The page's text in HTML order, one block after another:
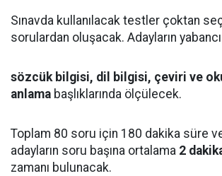
Sınavda kullanılacak testler çoktan
sorulardan oluşacak. Adayların
sözcük bilgisi, dil bilgisi, çeviri ve
anlama başlıklarında ölçülecek.
Toplam 80 soru için 180 dakika süre
adayların soru başına ortalama 2
zamanı bulunacak.